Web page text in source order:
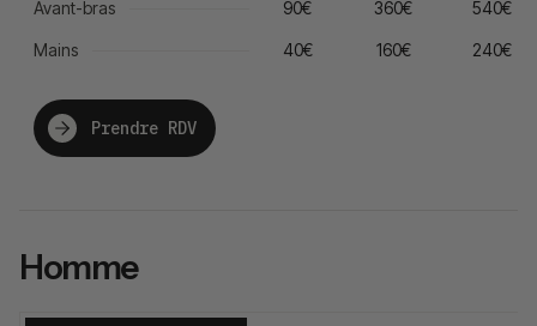
Avant-bras 90€ 360€ 540€
Mains 40€ 160€ 240€
Prendre RDV
Homme